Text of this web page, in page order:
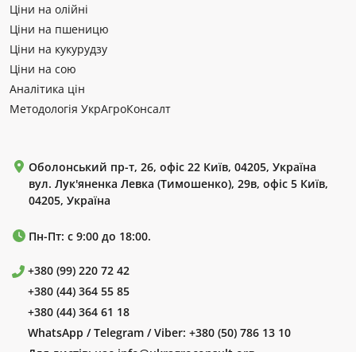
Ціни на олійні
Ціни на пшеницю
Ціни на кукурудзу
Ціни на сою
Аналітика цін
Методологія УкрАгроКонсалт
Оболонський пр-т, 26, офіс 22 Київ, 04205, Україна
вул. Лук'яненка Левка (Тимошенко), 29в, офіс 5 Київ,
04205, Україна
Пн-Пт: с 9:00 до 18:00.
+380 (99) 220 72 42
+380 (44) 364 55 85
+380 (44) 364 61 18
WhatsApp / Telegram / Viber: +380 (50) 786 13 10